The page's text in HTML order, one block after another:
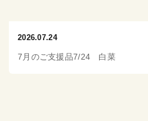
2026.07.24
7月のご支援品7/24 白菜